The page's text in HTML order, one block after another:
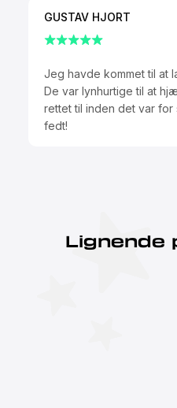
GUSTAV HJORT
Jeg havde kommet til at
De var lynhurtige til at
rettet til inden det var for
fedt!